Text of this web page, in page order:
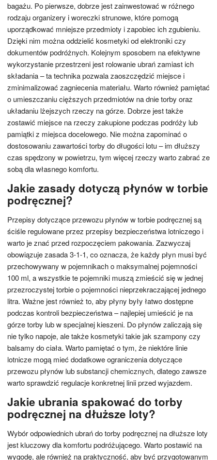
bagażu. Po pierwsze, dobrze jest zainwestować w różnego
rodzaju organizery i woreczki strunowe, które pomogą
uporządkować mniejsze przedmioty i zapobiec ich zgubieniu.
Dzięki nim można oddzielić kosmetyki od elektroniki czy
dokumentów podróżnych. Kolejnym sposobem na efektywne
wykorzystanie przestrzeni jest rolowanie ubrań zamiast ich
składania – ta technika pozwala zaoszczędzić miejsce i
zminimalizować zagniecenia materiału. Warto również pamiętać
o umieszczaniu cięższych przedmiotów na dnie torby oraz
układaniu lżejszych rzeczy na górze. Dobrze jest także
zostawić miejsce na rzeczy zakupione podczas podróży lub
pamiątki z miejsca docelowego. Nie można zapominać o
dostosowaniu zawartości torby do długości lotu – im dłuższy
czas spędzony w powietrzu, tym więcej rzeczy warto zabrać ze
sobą dla własnego komfortu.
Jakie zasady dotyczą płynów w torbie
podręcznej?
Przepisy dotyczące przewozu płynów w torbie podręcznej są
ściśle regulowane przez przepisy bezpieczeństwa lotniczego i
warto je znać przed rozpoczęciem pakowania. Zazwyczaj
obowiązuje zasada 3-1-1, co oznacza, że każdy płyn musi być
przechowywany w pojemnikach o maksymalnej pojemności
100 ml, a wszystkie te pojemniki muszą zmieścić się w jednej
przezroczystej torbie o pojemności nieprzekraczającej jednego
litra. Ważne jest również to, aby płyny były łatwo dostępne
podczas kontroli bezpieczeństwa – najlepiej umieścić je na
górze torby lub w specjalnej kieszeni. Do płynów zaliczają się
nie tylko napoje, ale także kosmetyki takie jak szampony czy
balsamy do ciała. Warto pamiętać o tym, że niektóre linie
lotnicze mogą mieć dodatkowe ograniczenia dotyczące
przewozu płynów lub substancji chemicznych, dlatego zawsze
warto sprawdzić regulacje konkretnej linii przed wyjazdem.
Jakie ubrania spakować do torby
podręcznej na dłuższe loty?
Wybór odpowiednich ubrań do torby podręcznej na dłuższe loty
jest kluczowy dla komfortu podróżującego. Warto postawić na
wygodę, ale również na praktyczność, aby być przygotowanym